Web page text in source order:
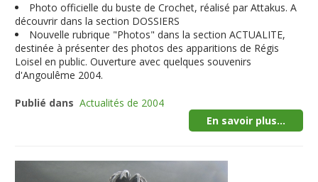
Photo officielle du buste de Crochet, réalisé par Attakus. A
découvrir dans la section DOSSIERS
Nouvelle rubrique "Photos" dans la section ACTUALITE,
destinée à présenter des photos des apparitions de Régis
Loisel en public. Ouverture avec quelques souvenirs
d'Angoulême 2004.
Publié dans Actualités de 2004
En savoir plus...